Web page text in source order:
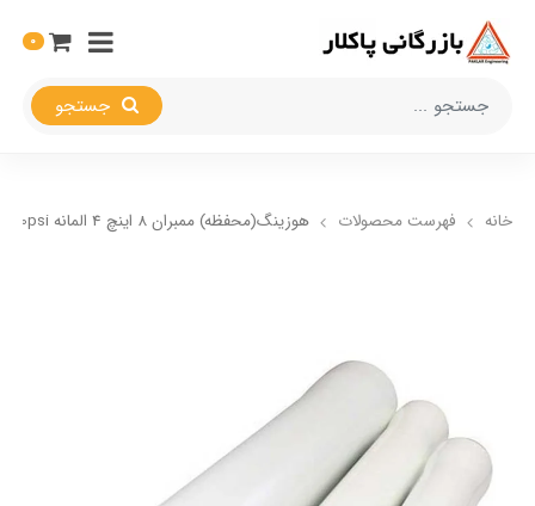
0
خانه فهرست محصولات هوزینگ(محفظه) ممبران 8 اینچ 4 المانه 300psi ساید پورت